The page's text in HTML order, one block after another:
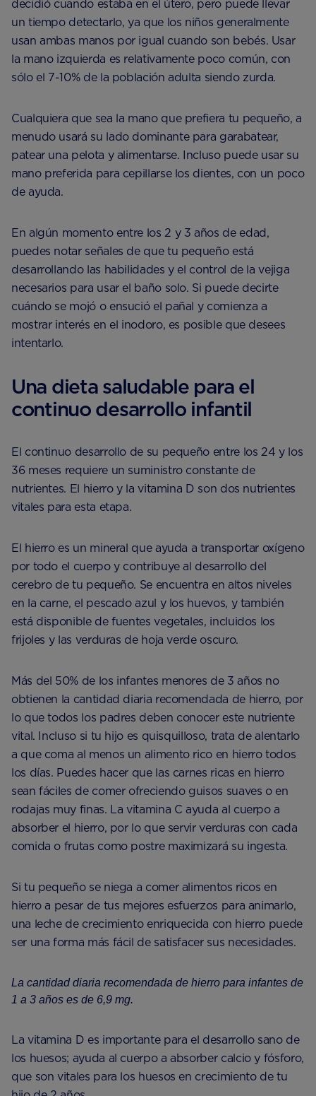
decidió cuando estaba en el útero, pero puede llevar
un tiempo detectarlo, ya que los niños generalmente
usan ambas manos por igual cuando son bebés. Usar
la mano izquierda es relativamente poco común, con
sólo el 7-10% de la población adulta siendo zurda.
Cualquiera que sea la mano que prefiera tu pequeño, a
menudo usará su lado dominante para garabatear,
patear una pelota y alimentarse. Incluso puede usar su
mano preferida para cepillarse los dientes, con un poco
de ayuda.
En algún momento entre los 2 y 3 años de edad,
puedes notar señales de que tu pequeño está
desarrollando las habilidades y el control de la vejiga
necesarios para usar el baño solo. Si puede decirte
cuándo se mojó o ensució el pañal y comienza a
mostrar interés en el inodoro, es posible que desees
intentarlo.
Una dieta saludable para el
continuo desarrollo infantil
El continuo desarrollo de su pequeño entre los 24 y los
36 meses requiere un suministro constante de
nutrientes. El hierro y la vitamina D son dos nutrientes
vitales para esta etapa.
El hierro es un mineral que ayuda a transportar oxígeno
por todo el cuerpo y contribuye al desarrollo del
cerebro de tu pequeño. Se encuentra en altos niveles
en la carne, el pescado azul y los huevos, y también
está disponible de fuentes vegetales, incluidos los
frijoles y las verduras de hoja verde oscuro.
Más del 50% de los infantes menores de 3 años no
obtienen la cantidad diaria recomendada de hierro, por
lo que todos los padres deben conocer este nutriente
vital. Incluso si tu hijo es quisquilloso, trata de alentarlo
a que coma al menos un alimento rico en hierro todos
los días. Puedes hacer que las carnes ricas en hierro
sean fáciles de comer ofreciendo guisos suaves o en
rodajas muy finas. La vitamina C ayuda al cuerpo a
absorber el hierro, por lo que servir verduras con cada
comida o frutas como postre maximizará su ingesta.
Si tu pequeño se niega a comer alimentos ricos en
hierro a pesar de tus mejores esfuerzos para animarlo,
una leche de crecimiento enriquecida con hierro puede
ser una forma más fácil de satisfacer sus necesidades.
La cantidad diaria recomendada de hierro para infantes de
1 a 3 años es de 6,9 ​​mg.
La vitamina D es importante para el desarrollo sano de
los huesos; ayuda al cuerpo a absorber calcio y fósforo,
que son vitales para los huesos en crecimiento de tu